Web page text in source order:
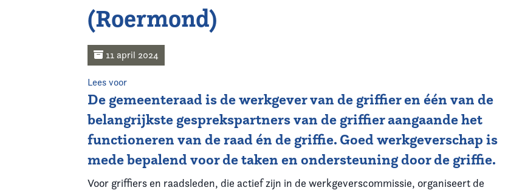
Kennis & Informatie
(Roermond)
11 april 2024
Lees voor
De gemeenteraad is de werkgever van de griffier en één van de
belangrijkste gesprekspartners van de griffier aangaande het
functioneren van de raad én de griffie. Goed werkgeverschap is
mede bepalend voor de taken en ondersteuning door de griffie.
Voor griffiers en raadsleden, die actief zijn in de werkgeverscommissie, organiseert de